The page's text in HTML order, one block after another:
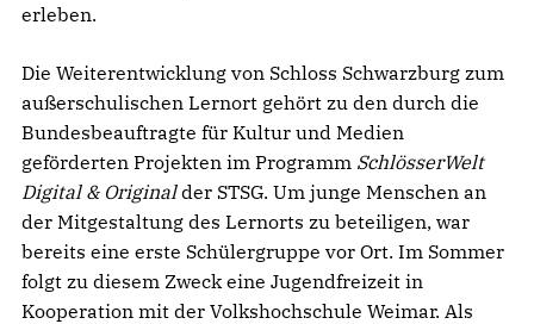
erleben.
Die Weiterentwicklung von Schloss Schwarzburg zum
außerschulischen Lernort gehört zu den durch die
Bundesbeauftragte für Kultur und Medien
geförderten Projekten im Programm SchlösserWelt
Digital & Originalder STSG. Um junge Menschen an
der Mitgestaltung des Lernorts zu beteiligen, war
bereits eine erste Schülergruppe vor Ort. Im Sommer
folgt zu diesem Zweck eine Jugendfreizeit in
Kooperation mit der Volkshochschule Weimar. Als